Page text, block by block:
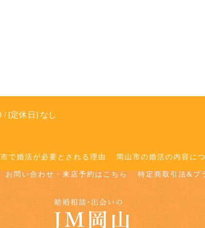
/ [定休日] なし
市で婚活が必要とされる理由 岡山市の婚活の内容に
お問い合わせ・来店予約はこちら 特定商取引法&プ